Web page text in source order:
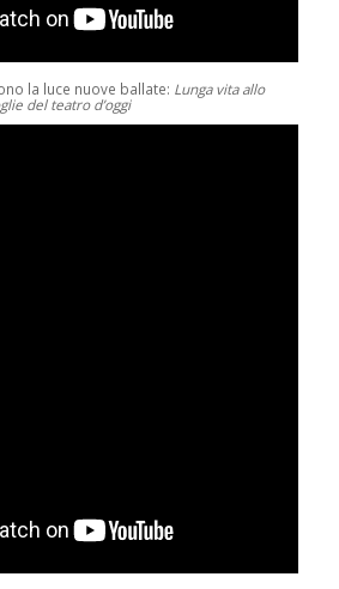
la luce nuove ballate: Lunga vita allo
del teatro d’oggi